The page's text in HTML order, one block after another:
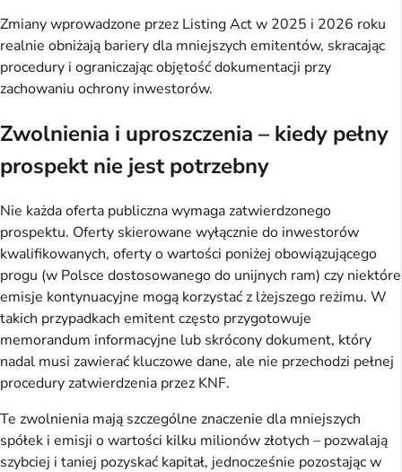
Zmiany wprowadzone przez Listing Act w 2025 i 2026 roku
realnie obniżają bariery dla mniejszych emitentów, skracając
procedury i ograniczając objętość dokumentacji przy
zachowaniu ochrony inwestorów.
Zwolnienia i uproszczenia – kiedy pełny
prospekt nie jest potrzebny
Nie każda oferta publiczna wymaga zatwierdzonego
prospektu. Oferty skierowane wyłącznie do inwestorów
kwalifikowanych, oferty o wartości poniżej obowiązującego
progu (w Polsce dostosowanego do unijnych ram) czy niektóre
emisje kontynuacyjne mogą korzystać z lżejszego reżimu. W
takich przypadkach emitent często przygotowuje
memorandum informacyjne lub skrócony dokument, który
nadal musi zawierać kluczowe dane, ale nie przechodzi pełnej
procedury zatwierdzenia przez KNF.
Te zwolnienia mają szczególne znaczenie dla mniejszych
spółek i emisji o wartości kilku milionów złotych – pozwalają
szybciej i taniej pozyskać kapitał, jednocześnie pozostając w